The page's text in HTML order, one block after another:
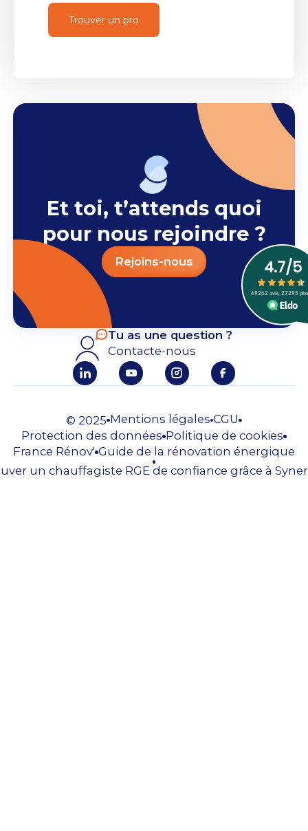
Trouver un pro
Et toi, t’attends quoi
pour nous rejoindre ?
Rejoins-nous
Tu as une question ?
Contacte-nous
© 2025 Mentions légales CGU
Protection des données Politique de cookies
France Rénov' Guide de la rénovation énergique
un chauffagiste RGE de confiance grâce à